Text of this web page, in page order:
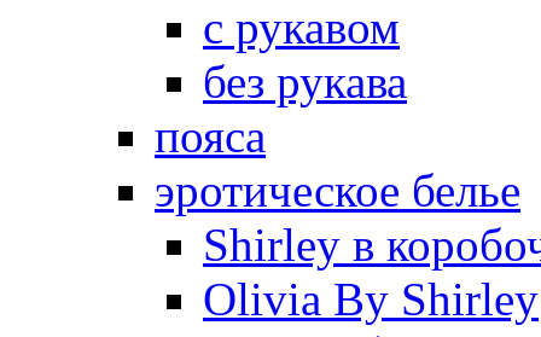
с рукавом
без рукава
пояса
эротическое белье
Shirley в
Olivia By Shirley